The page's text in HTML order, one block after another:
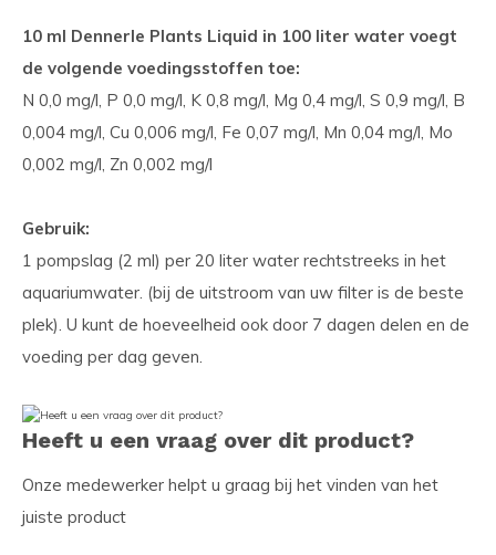
10 ml Dennerle Plants Liquid in 100 liter water voegt
de volgende voedingsstoffen toe:
N 0,0 mg/l, P 0,0 mg/l, K 0,8 mg/l, Mg 0,4 mg/l, S 0,9 mg/l, B
0,004 mg/l, Cu 0,006 mg/l, Fe 0,07 mg/l, Mn 0,04 mg/l, Mo
0,002 mg/l, Zn 0,002 mg/l
Gebruik:
1 pompslag (2 ml) per 20 liter water rechtstreeks in het
aquariumwater. (bij de uitstroom van uw filter is de beste
plek). U kunt de hoeveelheid ook door 7 dagen delen en de
voeding per dag geven.
Heeft u een vraag over dit product?
Onze medewerker helpt u graag bij het vinden van het
juiste product